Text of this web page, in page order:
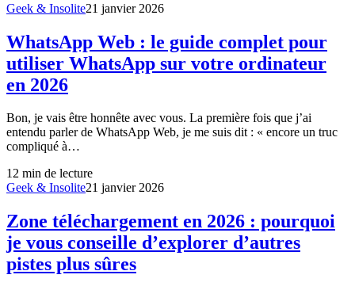
Geek & Insolite21 janvier 2026
WhatsApp Web : le guide complet pour
utiliser WhatsApp sur votre ordinateur
en 2026
Bon, je vais être honnête avec vous. La première fois que j’ai
entendu parler de WhatsApp Web, je me suis dit : « encore un truc
compliqué à…
12 min de lecture
Geek & Insolite21 janvier 2026
Zone téléchargement en 2026 : pourquoi
je vous conseille d’explorer d’autres
pistes plus sûres